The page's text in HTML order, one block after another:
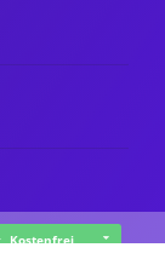
Kostenfrei